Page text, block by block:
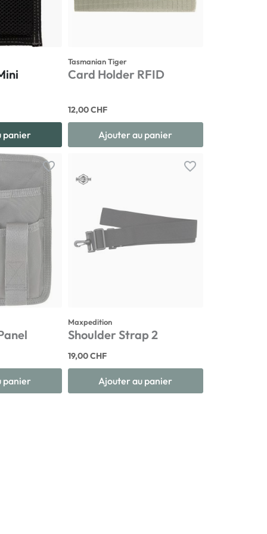
panier
Tasmanian Tiger
Card Holder RFID
12,00 CHF
Ajouter au panier
favorite_border
panier
favorite_border
Maxpedition
Shoulder Strap 2
19,00 CHF
Ajouter au panier